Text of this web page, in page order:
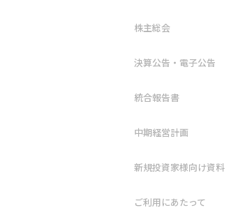
株主総会
決算公告・電子公告
統合報告書
中期経営計画
新規投資家様向け資料
ご利用にあたって